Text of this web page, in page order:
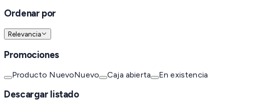
Ordenar por
Relevancia
Promociones
Producto NuevoNuevo Caja abierta En existencia
Descargar listado